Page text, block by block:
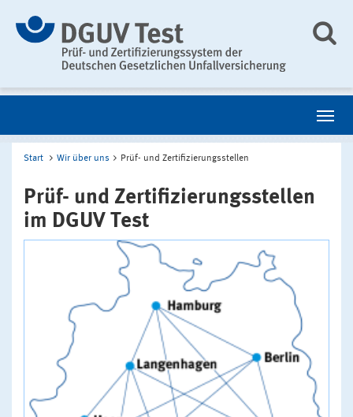
Start Wir über uns Prüf- und Zertifizierungsstellen
Prüf- und Zertifizierungsstellen
im DGUV Test